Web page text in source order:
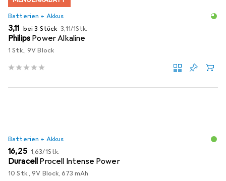
Batterien + Akkus
EUR
3,11 bei 3 Stück EUR
3,11/1Stk.
Philips Power Alkaline
1 Stk., 9V Block
Batterien + Akkus
EUR
16,25 EUR
1,63/1Stk.
Duracell Procell Intense Power
10 Stk., 9V Block, 673 mAh